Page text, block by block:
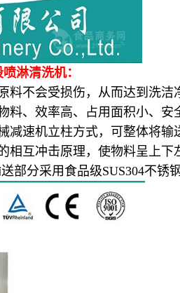
淋清洗机：
不会受损伤，从而达到洗洁
、效率高、占用面积小、安
速机立柱方式，可整体将输
互冲击原理，使物料呈上下
分采用食品级SUS304不锈